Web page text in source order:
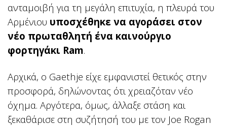
ανταμοιβή για τη μεγάλη επιτυχία, η πλευρά του
Αρμένιου υποσχέθηκε να αγοράσει στον
νέο πρωταθλητή ένα καινούργιο
φορτηγάκι Ram.
Αρχικά, ο Gaethje είχε εμφανιστεί θετικός στην
προσφορά, δηλώνοντας ότι χρειαζόταν νέο
όχημα. Αργότερα, όμως, άλλαξε στάση και
ξεκαθάρισε στη συζήτησή του με τον Joe Rogan